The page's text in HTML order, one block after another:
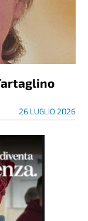
26 LUGLIO 2026